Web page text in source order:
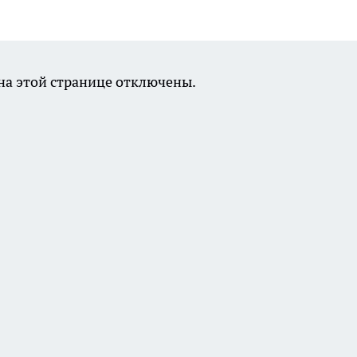
этой странице отключены.